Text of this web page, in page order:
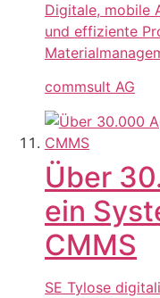
Digitale, mobile
und effiziente
commsult AG
Über
ein
CMMS
SE Tylose